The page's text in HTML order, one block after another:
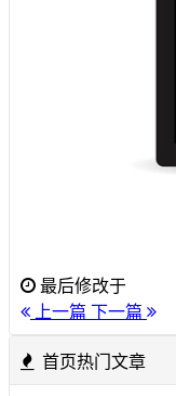
最后修改于
上一篇 下一篇
首页热门文章